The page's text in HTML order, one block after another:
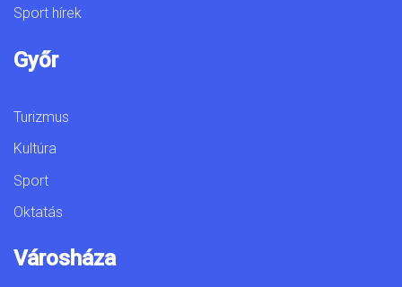
Sport hírek
Győr
Turizmus
Kultúra
Sport
Oktatás
Városháza